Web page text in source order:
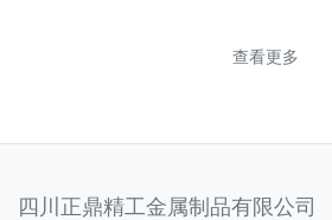
查看更多
四川正鼎精工金属制品有限公司